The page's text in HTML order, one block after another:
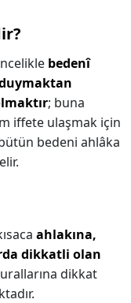
bedenî
; buna
iffete ulaşmak için
bedeni ahlâka
ahlakına,
dikkatli olan
dikkat